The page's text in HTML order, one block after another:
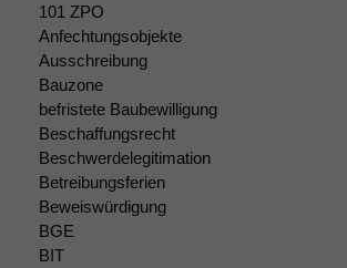
101 ZPO
Anfechtungsobjekte
Ausschreibung
Bauzone
befristete Baubewilligung
Beschaffungsrecht
Beschwerdelegitimation
Betreibungsferien
Beweiswürdigung
BGE
BIT